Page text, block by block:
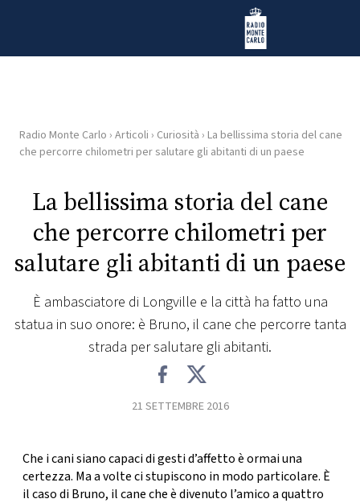
Radio Monte Carlo
HOME
RADIO
WEB
RADIO
PLAYLIST
EVENTI
Radio Monte Carlo › Articoli › Curiosità › La bellissima storia del cane
che percorre chilometri per salutare gli abitanti di un paese
La bellissima storia del cane
che percorre chilometri per
salutare gli abitanti di un paese
È ambasciatore di Longville e la città ha fatto una
statua in suo onore: è Bruno, il cane che percorre tanta
strada per salutare gli abitanti.
21 SETTEMBRE 2016
Che i cani siano capaci di gesti d’affetto è ormai una
certezza. Ma a volte ci stupiscono in modo particolare. È
il caso di Bruno, il cane che è divenuto l’amico a quattro